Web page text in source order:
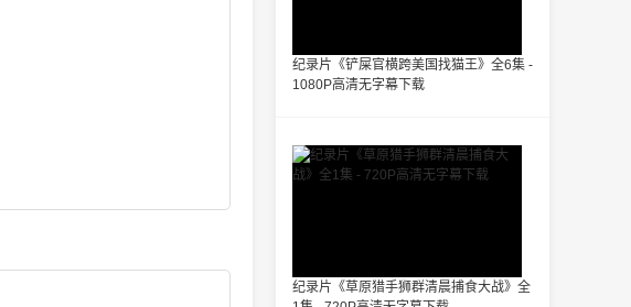
纪录片《铲屎官横跨美国找猫王》全6集 -
1080P高清无字幕下载
纪录片《草原猎手狮群清晨捕食大战》全